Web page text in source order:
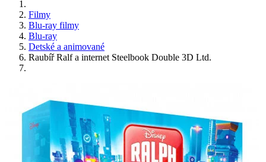
Filmy
Blu-ray filmy
Blu-ray
Detské a animované
Raubíř Ralf a internet Steelbook Double 3D Ltd.